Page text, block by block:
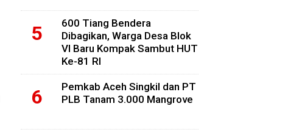
600 Tiang Bendera
Dibagikan, Warga Desa Blok
VI Baru Kompak Sambut HUT
Ke-81 RI
Pemkab Aceh Singkil dan PT
PLB Tanam 3.000 Mangrove